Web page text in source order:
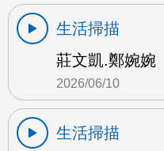
生活掃描
莊文凱.鄭婉婉
2026/06/10
生活掃描